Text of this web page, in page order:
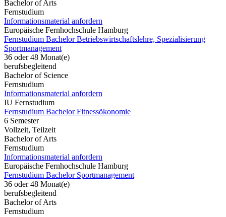
Bachelor of Arts
Fernstudium
Informationsmaterial anfordern
Europäische Fernhochschule Hamburg
Fernstudium Bachelor Betriebswirtschaftslehre, Spezialisierung
Sportmanagement
36 oder 48 Monat(e)
berufsbegleitend
Bachelor of Science
Fernstudium
Informationsmaterial anfordern
IU Fernstudium
Fernstudium Bachelor Fitnessökonomie
6 Semester
Vollzeit, Teilzeit
Bachelor of Arts
Fernstudium
Informationsmaterial anfordern
Europäische Fernhochschule Hamburg
Fernstudium Bachelor Sportmanagement
36 oder 48 Monat(e)
berufsbegleitend
Bachelor of Arts
Fernstudium